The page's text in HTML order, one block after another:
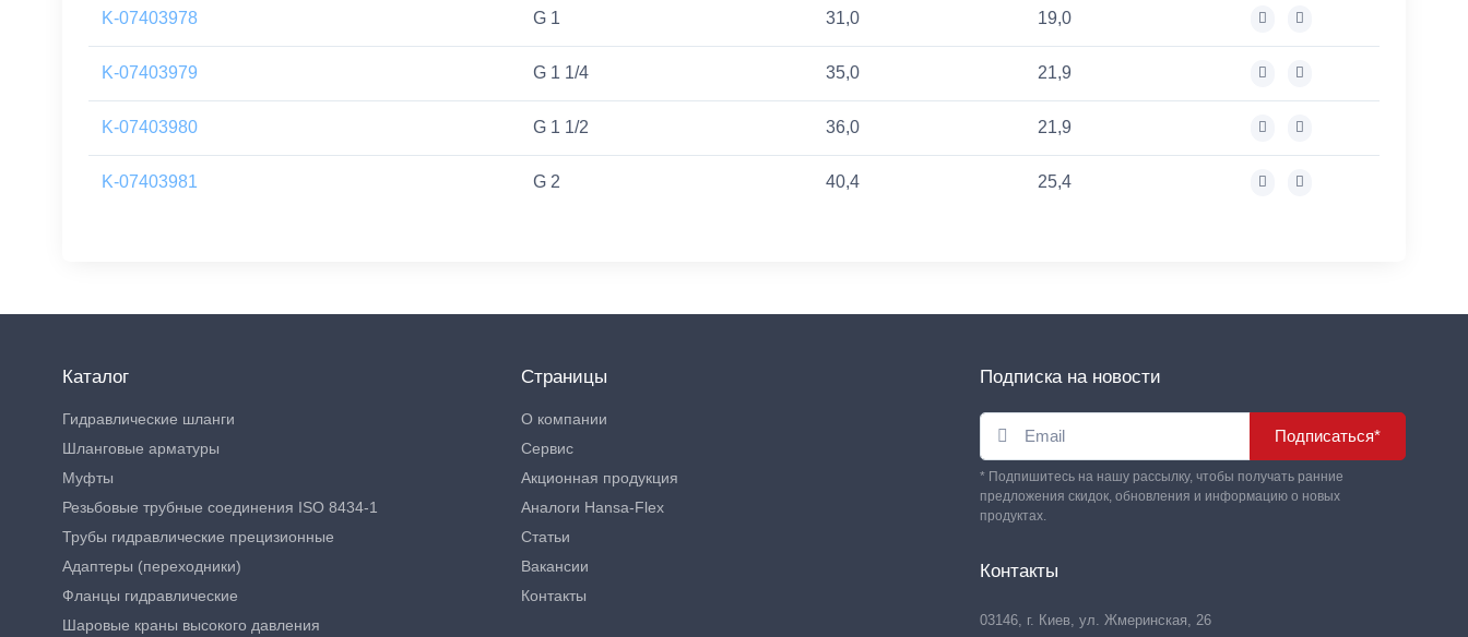
K-07403978 G 1 31,0 19,0
K-07403979 G 1 1/4 35,0 21,9
K-07403980 G 1 1/2 36,0 21,9
K-07403981 G 2 40,4 25,4
Каталог
Гидравлические шланги
Шланговые арматуры
Муфты
Резьбовые трубные соединения ISO 8434-1
Трубы гидравлические прецизионные
Адаптеры (переходники)
Фланцы гидравлические
Шаровые краны высокого давления
Страницы
О компании
Сервис
Акционная продукция
Аналоги Hansa-Flex
Статьи
Вакансии
Контакты
Подписка на новости
Подписаться*
* Подпишитесь на нашу рассылку, чтобы получать ранние
предложения скидок, обновления и информацию о новых
продуктах.
Контакты
03146, г. Киев, ул. Жмеринская, 26